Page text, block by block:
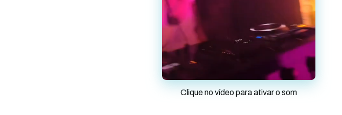
Clique no vídeo para ativar o som